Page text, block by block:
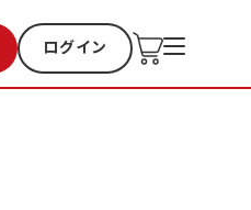
ログイン
お気に入り 過去購入